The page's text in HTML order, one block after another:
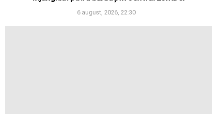
6 august, 2026, 22:30